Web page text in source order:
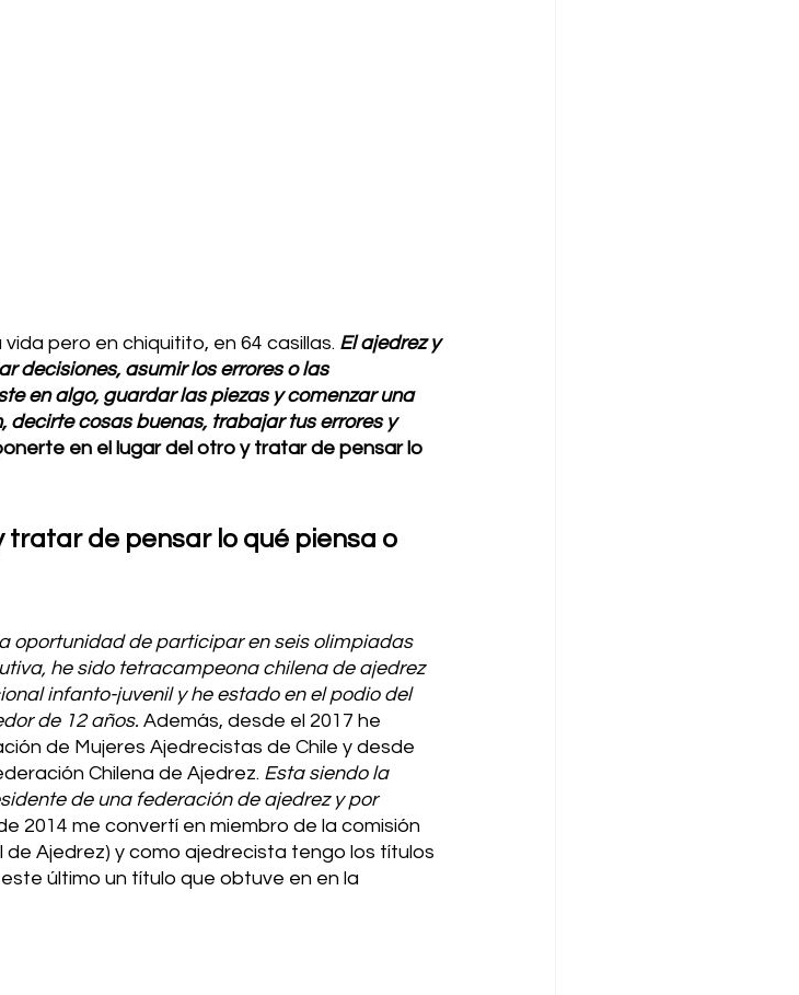
pero en chiquitito, en 64 casillas. El ajedrez y
decisiones, asumir los errores o las
en algo, guardar las piezas y comenzar una
cosas buenas, trabajar tus errores y
en el lugar del otro y tratar de pensar lo
tratar de pensar lo qué piensa o
oportunidad de participar en seis olimpiadas
he sido tetracampeona chilena de ajedrez
infanto-juvenil y he estado en el podio del
de 12 años. Además, desde el 2017 he
de Mujeres Ajedrecistas de Chile y desde
Chilena de Ajedrez. Esta siendo la
de una federación de ajedrez y por
2014 me convertí en miembro de la comisión
de Ajedrez) y como ajedrecista tengo los títulos
último un título que obtuve en en la